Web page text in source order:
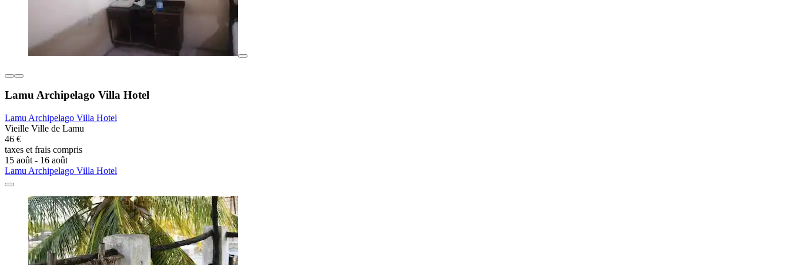
Lamu Archipelago Villa Hotel
Lamu Archipelago Villa Hotel
Vieille Ville de Lamu
46 €
taxes et frais compris
15 août - 16 août
Lamu Archipelago Villa Hotel